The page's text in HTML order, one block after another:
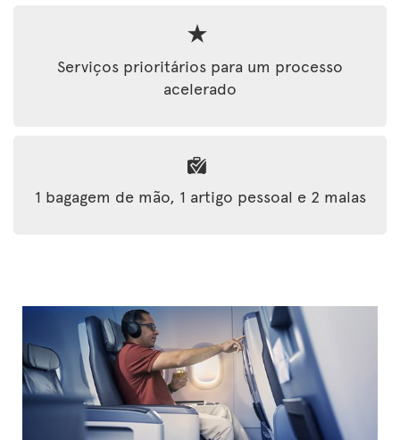
Serviços prioritários para um processo
acelerado
1 bagagem de mão, 1 artigo pessoal e 2 malas